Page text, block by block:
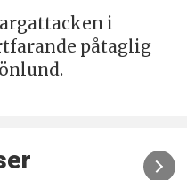
i
påtaglig